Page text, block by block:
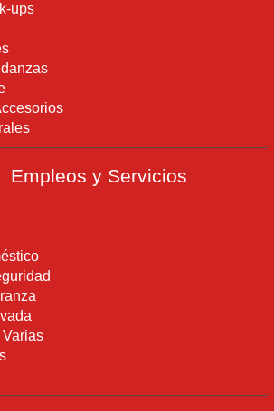
ups
Empleos y Servicios